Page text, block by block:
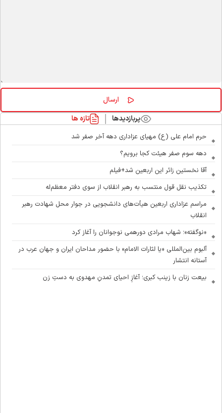
پربازدیدها تازه ها
حرم امام علی (ع) مهیای عزاداری دهه آخر صفر شد
دهه سوم صفر هیئت کجا برویم؟
آقا نخستین زائر این اربعین شد+فیلم
تکذیب نقل قول منتسب به رهبر انقلاب از سوی دفتر معظم‌له
مراسم عزاداری اربعین هیأت‌های دانشجویی در جوار محل شهادت رهبر
انقلاب
«نوگفته»؛ شهاب مرادی دورهمی نوجوانان را آغاز کرد
آلبوم بین‌المللی «یا لثارات الامام» با حضور مداحان ایران و جهان عرب در
آستانه انتشار
بیعت زنان با زینب کبری؛ آغازِ احیای تمدنِ مهدوی به دستِ زن